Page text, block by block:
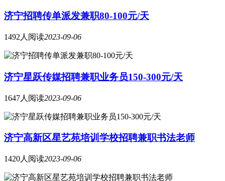
济宁招聘传单派发兼职80-100元/天
1492人阅读2023-09-06
济宁星跃传媒招聘兼职业务员150-300元/天
1647人阅读2023-09-06
济宁高新区星艺苑培训学校招聘兼职书法老师
1420人阅读2023-09-06